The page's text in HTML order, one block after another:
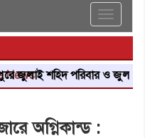
Toggle
শহিদ পরিবার ও জুলাই
অগ্নিকান্ড :